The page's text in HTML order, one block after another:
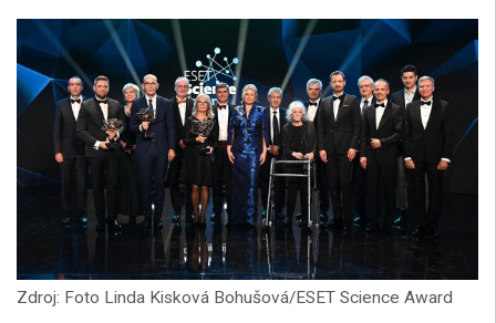
Zdroj: Foto Linda Kisková Bohušová/ESET Science Award